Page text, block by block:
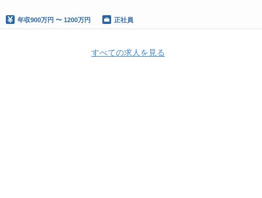
年収900万円 〜 1200万円 正社員
すべての求人を見る